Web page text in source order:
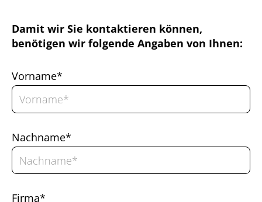
Damit wir Sie kontaktieren können,
benötigen wir folgende Angaben von Ihnen:
Vorname*
Nachname*
Firma*